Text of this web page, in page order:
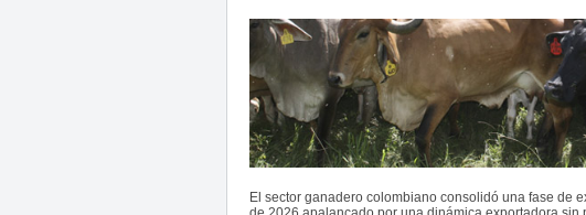
El sector ganadero colombiano consolidó una fase de